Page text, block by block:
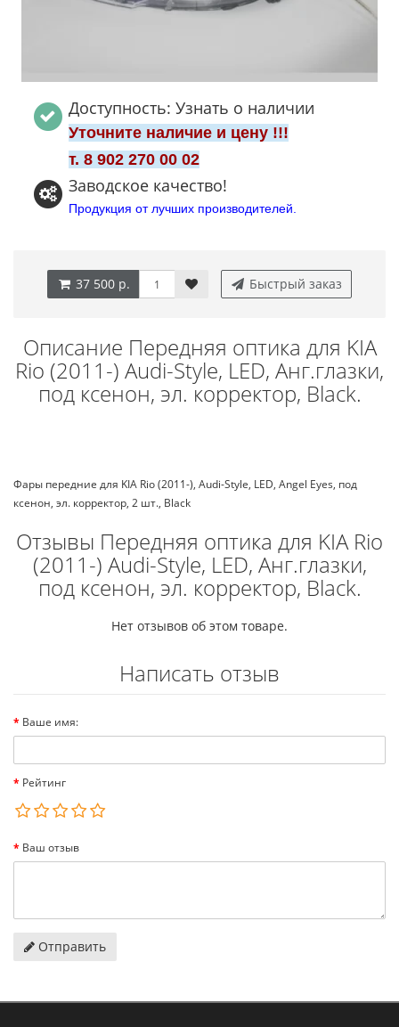
Доступность: Узнать о наличии
Уточните наличие и цену !!!
т. 8 902 270 00 02
Заводское качество!
Продукция от лучших производителей.
37 500 р. Быстрый заказ
Описание Передняя оптика для KIA
Rio (2011-) Audi-Style, LED, Aнг.глазки,
под ксенон, эл. корректор, Black.
Фары передние для KIA Rio (2011-), Audi-Style, LED, Angel Eyes, под
ксенон, эл. корректор, 2 шт., Black
Отзывы Передняя оптика для KIA Rio
(2011-) Audi-Style, LED, Aнг.глазки,
под ксенон, эл. корректор, Black.
Нет отзывов об этом товаре.
Написать отзыв
Ваше имя:
Рейтинг
Ваш отзыв
Отправить